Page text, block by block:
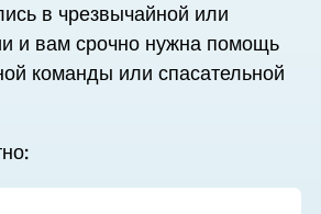
в чрезвычайной или
и вам срочно нужна помощь
команды или спасательной